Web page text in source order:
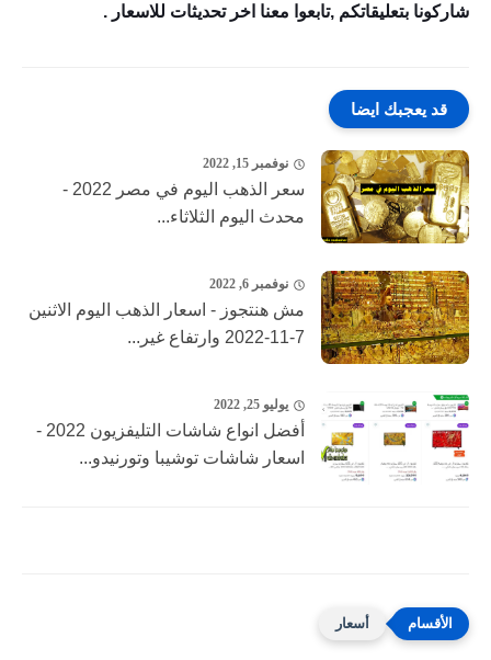
شاركونا بتعليقاتكم ,تابعوا معنا اخر تحديثات للاسعار .
قد يعجبك ايضا
نوفمبر 15, 2022
سعر الذهب اليوم في مصر 2022 -
محدث اليوم الثلاثاء...
نوفمبر 6, 2022
مش هنتجوز - اسعار الذهب اليوم الاثنين
7-11-2022 وارتفاع غير...
يوليو 25, 2022
أفضل انواع شاشات التليفزيون 2022 -
اسعار شاشات توشيبا وتورنيدو...
أسعار